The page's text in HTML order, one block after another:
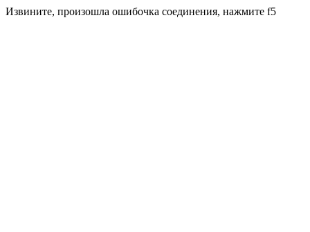
Извините, произошла ошибочка соединения, нажмите f5